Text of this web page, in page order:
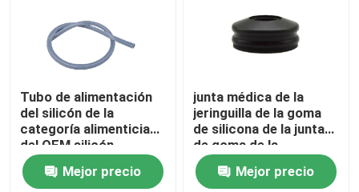
Tubo de alimentación
del silicón de la
categoría alimenticia
del OEM silicón
transparente del tubo
de estómagoMejor precio
junta médica de la
jeringuilla de la goma
de silicona de la junta
de goma de la
jeringuilla 5ml
Mejor precio